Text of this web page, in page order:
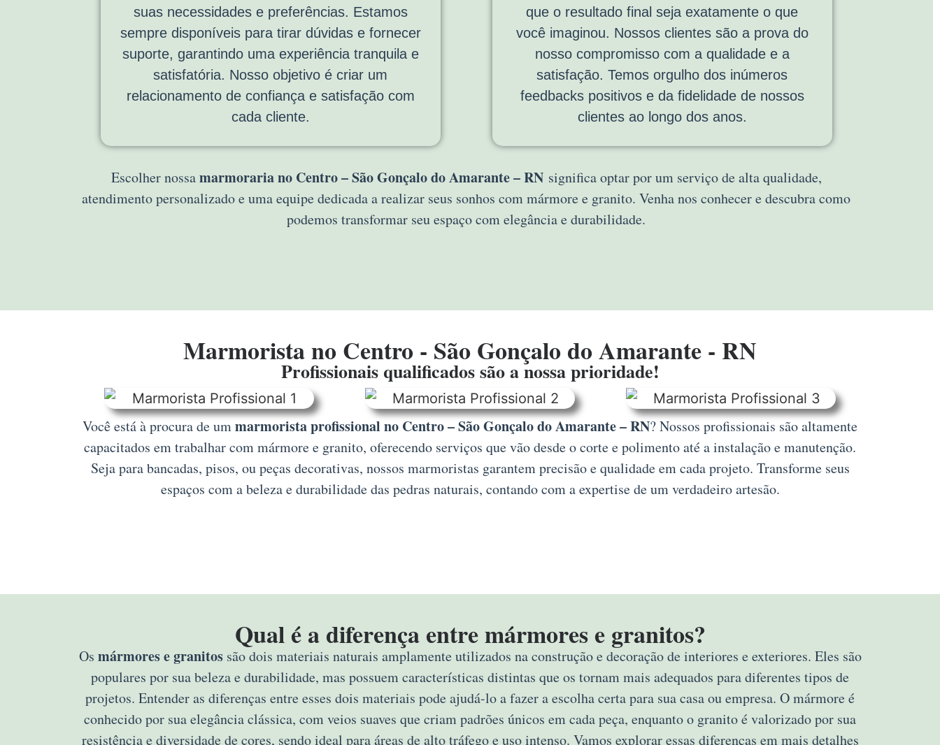
suas necessidades e preferências. Estamos
sempre disponíveis para tirar dúvidas e fornecer
suporte, garantindo uma experiência tranquila e
satisfatória. Nosso objetivo é criar um
relacionamento de confiança e satisfação com
cada cliente.
que o resultado final seja exatamente o que
você imaginou. Nossos clientes são a prova do
nosso compromisso com a qualidade e a
satisfação. Temos orgulho dos inúmeros
feedbacks positivos e da fidelidade de nossos
clientes ao longo dos anos.
Escolher nossamarmoraria no Centro – São Gonçalo do Amarante – RNsignifica optar por um serviço de alta qualidade,
atendimento personalizado e uma equipe dedicada a realizar seus sonhos com mármore e granito. Venha nos conhecer e descubra como
podemos transformar seu espaço com elegância e durabilidade.
Marmorista no Centro - São Gonçalo do Amarante - RN
Profissionais qualificados são a nossa prioridade!
Você está à procura de ummarmorista profissional no Centro – São Gonçalo do Amarante – RN? Nossos profissionais são altamente
capacitados em trabalhar com mármore e granito, oferecendo serviços que vão desde o corte e polimento até a instalação e manutenção.
Seja para bancadas, pisos, ou peças decorativas, nossos marmoristas garantem precisão e qualidade em cada projeto. Transforme seus
espaços com a beleza e durabilidade das pedras naturais, contando com a expertise de um verdadeiro artesão.
Qual é a diferença entre mármores e granitos?
Os mármores e granitossão dois materiais naturais amplamente utilizados na construção e decoração de interiores e exteriores. Eles são
populares por sua beleza e durabilidade, mas possuem características distintas que os tornam mais adequados para diferentes tipos de
projetos. Entender as diferenças entre esses dois materiais pode ajudá-lo a fazer a escolha certa para sua casa ou empresa. O mármore é
conhecido por sua elegância clássica, com veios suaves que criam padrões únicos em cada peça, enquanto o granito é valorizado por sua
resistência e diversidade de cores, sendo ideal para áreas de alto tráfego e uso intenso. Vamos explorar essas diferenças em mais detalhes